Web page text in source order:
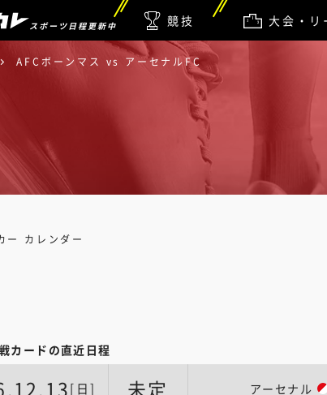
スポーツ日程更新中 競技 大会・リ
AFCボーンマス vs アーセナルFC
カードの直近日程
[日] 未定 アーセナル
ー カレンダー